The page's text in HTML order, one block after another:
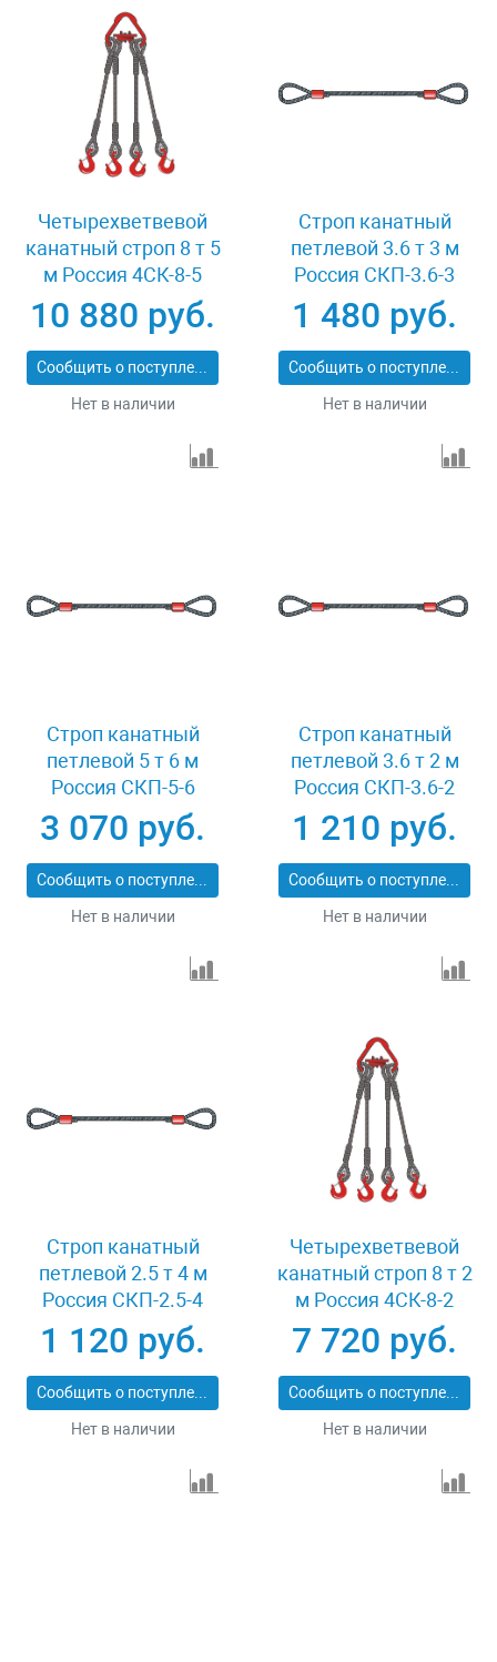
Четырехветвевой
канатный строп 8 т 5
м Россия 4СК-8-5
10 880 руб.
Сообщить о поступлении
Нет в наличии
Строп канатный
петлевой 3.6 т 3 м
Россия СКП-3.6-3
1 480 руб.
Сообщить о поступлении
Нет в наличии
Строп канатный
петлевой 5 т 6 м
Россия СКП-5-6
3 070 руб.
Сообщить о поступлении
Нет в наличии
Строп канатный
петлевой 3.6 т 2 м
Россия СКП-3.6-2
1 210 руб.
Сообщить о поступлении
Нет в наличии
Строп канатный
петлевой 2.5 т 4 м
Россия СКП-2.5-4
1 120 руб.
Сообщить о поступлении
Нет в наличии
Четырехветвевой
канатный строп 8 т 2
м Россия 4СК-8-2
7 720 руб.
Сообщить о поступлении
Нет в наличии